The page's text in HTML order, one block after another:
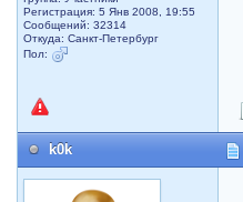
Регистрация: 5 Янв 2008, 19:55
Сообщений: 32314
Откуда: Санкт-Петербург
Пол:
k0k